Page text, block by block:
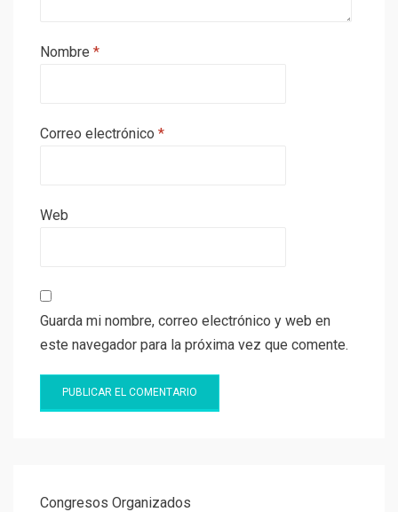
Nombre *
Correo electrónico *
Web
Guarda mi nombre, correo electrónico y web en
este navegador para la próxima vez que comente.
Congresos Organizados